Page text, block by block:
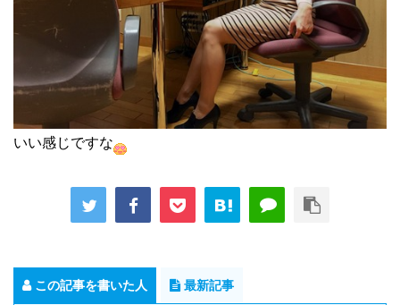
いい感じですな
この記事を書いた人 最新記事